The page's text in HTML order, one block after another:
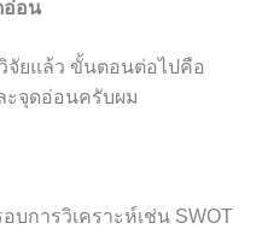
อ่อน
จัยแล้ว ขั้นตอนต่อไปคือ
ะจุดอ่อนครับผม
การวิเคราะห์เช่น SWOT